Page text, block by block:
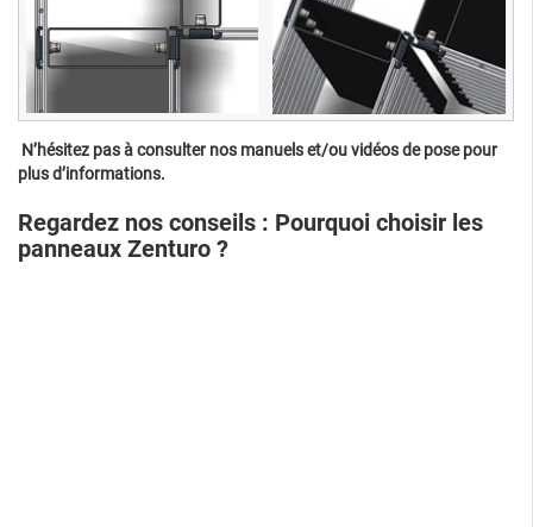
N’hésitez pas à consulter nos manuels et/ou vidéos de pose pour
plus d’informations.
Regardez nos conseils : Pourquoi choisir les
panneaux Zenturo ?